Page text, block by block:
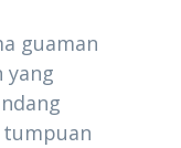
guaman
yang
tumpuan